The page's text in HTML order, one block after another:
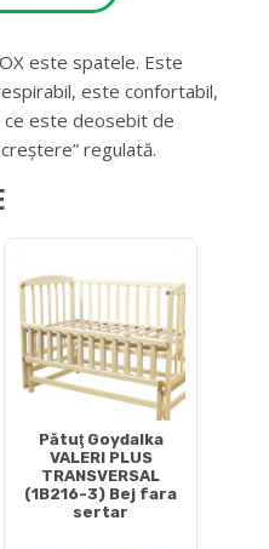
este spatele. Este
este confortabil,
ce este deosebit de
regulată.
Pătuţ Goydalka
VALERI PLUS
TRANSVERSAL
(1B216-3) Bej fara
sertar